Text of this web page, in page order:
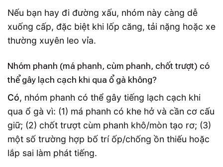
Nếu bạn hay đi đường xấu, nhóm này càng dễ
xuống cấp, đặc biệt khi lốp căng, tải nặng hoặc xe
thường xuyên leo vỉa.
Nhóm phanh (má phanh, cùm phanh, chốt trượt) có
thể gây lạch cạch khi qua ổ gà không?
Có, nhóm phanh có thể gây tiếng lạch cạch khi
qua ổ gà vì: (1) má phanh có khe hở và cần cơ cấu
giữ; (2) chốt trượt cùm phanh khô/mòn tạo rơ; (3)
một số trường hợp bố trí ốp/chống ồn thiếu hoặc
lắp sai làm phát tiếng.